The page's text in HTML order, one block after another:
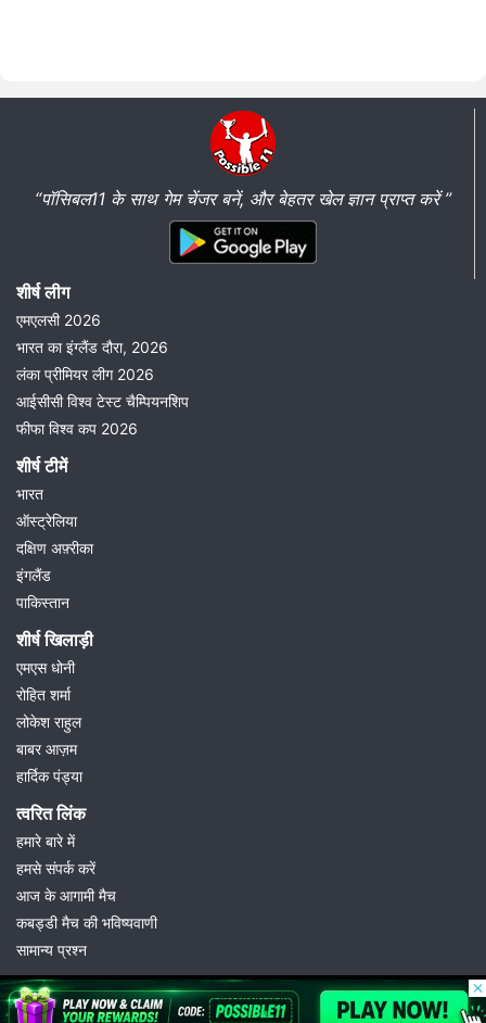
“पॉसिबल11 के साथ गेम चेंजर बनें, और बेहतर खेल ज्ञान प्राप्त करें ”
शीर्ष लीग
एमएलसी 2026
भारत का इंग्लैंड दौरा, 2026
लंका प्रीमियर लीग 2026
आईसीसी विश्व टेस्ट चैम्पियनशिप
फीफा विश्व कप 2026
शीर्ष टीमें
भारत
ऑस्ट्रेलिया
दक्षिण अफ़्रीका
इंगलैंड
पाकिस्तान
शीर्ष खिलाड़ी
एमएस धोनी
रोहित शर्मा
लोकेश राहुल
बाबर आज़म
हार्दिक पंड्या
त्वरित लिंक
हमारे बारे में
हमसे संपर्क करें
आज के आगामी मैच
कबड्डी मैच की भविष्यवाणी
सामान्य प्रश्न
© 2026 Possible11